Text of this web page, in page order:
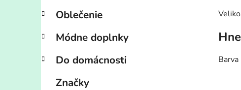
Oblečenie
Módne doplnky
Do domácnosti
Značky
Barva